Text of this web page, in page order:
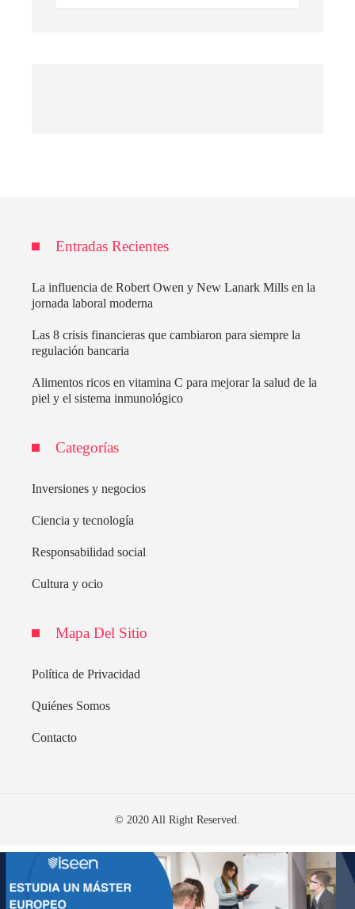
Entradas Recientes
La influencia de Robert Owen y New Lanark Mills en la
jornada laboral moderna
Las 8 crisis financieras que cambiaron para siempre la
regulación bancaria
Alimentos ricos en vitamina C para mejorar la salud de la
piel y el sistema inmunológico
Categorías
Inversiones y negocios
Ciencia y tecnología
Responsabilidad social
Cultura y ocio
Mapa Del Sitio
Política de Privacidad
Quiénes Somos
Contacto
© 2020 All Right Reserved.